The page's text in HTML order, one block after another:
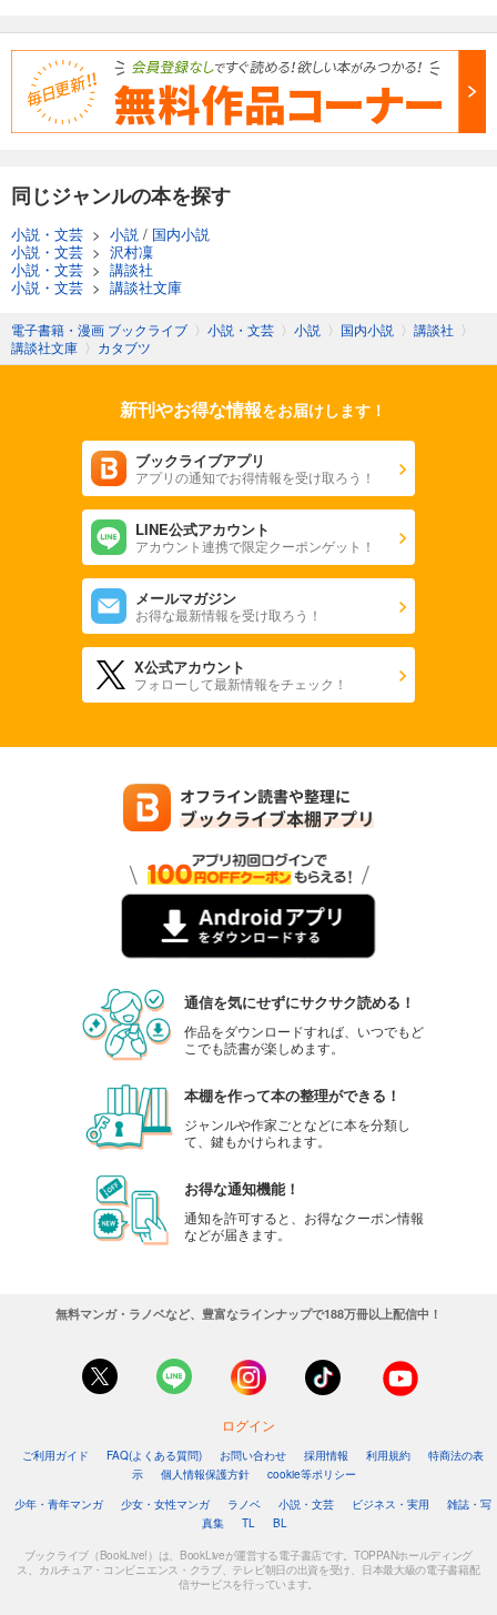
同じジャンルの本を探す
小説・文芸 > 小説 / 国内小説
小説・文芸 > 沢村凜
小説・文芸 > 講談社
小説・文芸 > 講談社文庫
電子書籍・漫画 ブックライブ 〉 小説・文芸 〉 小説 〉 国内小説 〉 講談社 〉
講談社文庫 〉 カタブツ
新刊やお得な情報をお届けします！
ブックライブアプリ
アプリの通知でお得情報を受け取ろう！
LINE公式アカウント
アカウント連携で限定クーポンゲット！
メールマガジン
お得な最新情報を受け取ろう！
X公式アカウント
フォローして最新情報をチェック！
通信を気にせずにサクサク読める！
作品をダウンロードすれば、いつでもど
こでも読書が楽しめます。
本棚を作って本の整理ができる！
ジャンルや作家ごとなどに本を分類し
て、鍵もかけられます。
お得な通知機能！
通知を許可すると、お得なクーポン情報
などが届きます。
無料マンガ・ラノベなど、豊富なラインナップで188万冊以上配信中！
ログイン
ご利用ガイド FAQ(よくある質問) お問い合わせ 採用情報 利用規約
特商法の表
示
個人情報保護方針
cookie等ポリシー
少年・青年マンガ
少女・女性マンガ ラノベ 小説・文芸 ビジネス・実用
雑誌・写
真集
TL BL
ブックライブ（BookLive!）は、BookLiveが運営する電子書店です。TOPPANホールディング
ス、カルチュア・コンビニエンス・クラブ、テレビ朝日の出資を受け、日本最大級の電子書籍配
信サービスを行っています。